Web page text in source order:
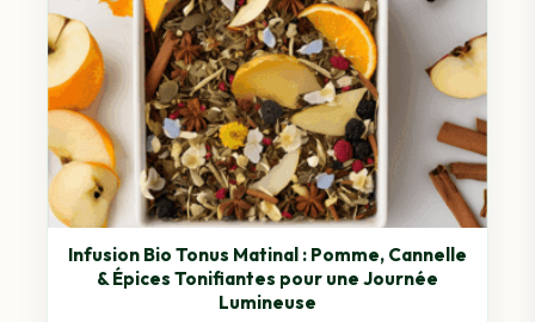
Infusion Bio Tonus Matinal : Pomme, Cannelle
& Épices Tonifiantes pour une Journée
Lumineuse
a
plusieurs
variations.
Les
options
peuvent
être
choisies
sur